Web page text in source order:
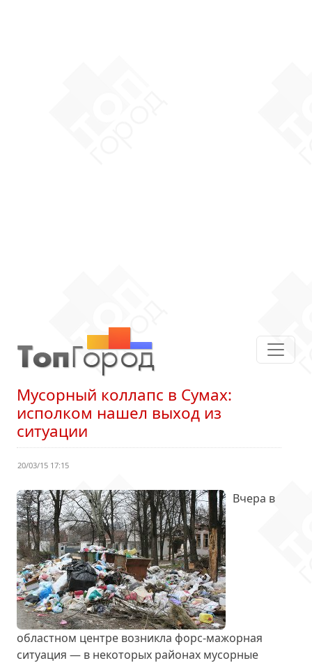
Мусорный коллапс в Сумах:
исполком нашел выход из
ситуации
20/03/15 17:15
Вчера в
областном центре возникла форс-мажорная
ситуация — в некоторых районах мусорные